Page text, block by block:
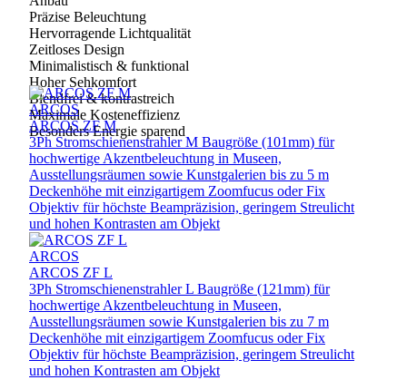
Präzise Beleuchtung
Hervorragende Lichtqualität
Zeitloses Design
Minimalistisch & funktional
Hoher Sehkomfort
Blendfrei & kontrastreich
Maximale Kosteneffizienz
Besonders Energie sparend
ARCOS
ARCOS ZF M
3Ph Stromschienenstrahler M Baugröße (101mm) für
hochwertige Akzentbeleuchtung in Museen,
Ausstellungsräumen sowie Kunstgalerien bis zu 5 m
Deckenhöhe mit einzigartigem Zoomfucus oder Fix
Objektiv für höchste Beampräzision, geringem Streulicht
und hohen Kontrasten am Objekt
ARCOS
ARCOS ZF L
3Ph Stromschienenstrahler L Baugröße (121mm) für
hochwertige Akzentbeleuchtung in Museen,
Ausstellungsräumen sowie Kunstgalerien bis zu 7 m
Deckenhöhe mit einzigartigem Zoomfucus oder Fix
Objektiv für höchste Beampräzision, geringem Streulicht
und hohen Kontrasten am Objekt